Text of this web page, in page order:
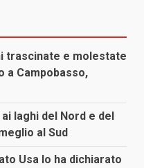
trascinate e molestate
a Campobasso,
laghi del Nord e del
al Sud
Usa lo ha dichiarato